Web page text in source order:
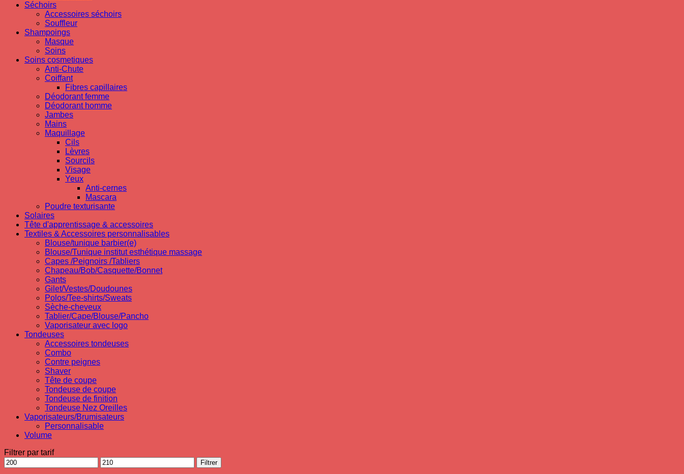
Séchoirs
Accessoires séchoirs
Souffleur
Shampoings
Masque
Soins
Soins cosmetiques
Anti-Chute
Coiffant
Fibres capillaires
Déodorant femme
Déodorant homme
Jambes
Mains
Maquillage
Cils
Lèvres
Sourcils
Visage
Yeux
Anti-cernes
Mascara
Poudre texturisante
Solaires
Tête d'apprentissage & accessoires
Textiles & Accessoires personnalisables
Blouse/tunique barbier(e)
Blouse/Tunique institut esthétique massage
Capes /Peignoirs /Tabliers
Chapeau/Bob/Casquette/Bonnet
Gants
Gilet/Vestes/Doudounes
Polos/Tee-shirts/Sweats
Sèche-cheveux
Tablier/Cape/Blouse/Pancho
Vaporisateur avec logo
Tondeuses
Accessoires tondeuses
Combo
Contre peignes
Shaver
Tête de coupe
Tondeuse de coupe
Tondeuse de finition
Tondeuse Nez Oreilles
Vaporisateurs/Brumisateurs
Personnalisable
Volume
Filtrer par tarif
Prix
min
Prix
max
Filtrer